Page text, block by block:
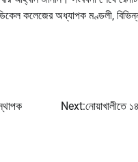
কলেজের অধ্যাপক মণ্ডলী, বিভিন্ন
Next:নোয়াখালীতে